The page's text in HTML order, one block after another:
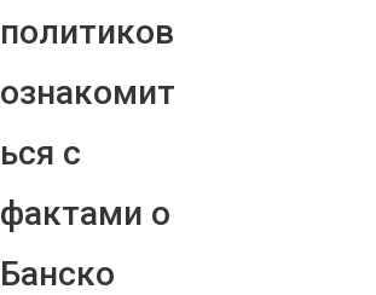
политиков
ознакомит
ься с
фактами о
Банско